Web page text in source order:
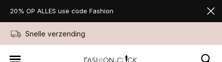
Snelle verzending
20% OP ALLES use code Fashion